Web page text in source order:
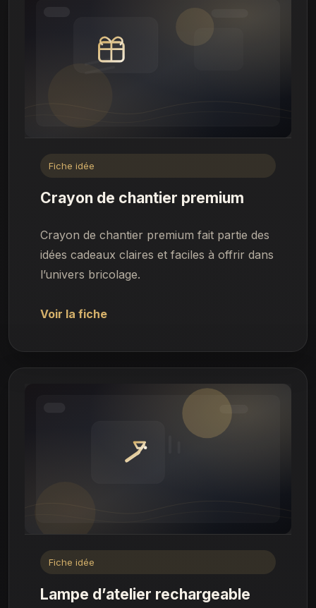
Fiche idée
Crayon de chantier premium
Crayon de chantier premium fait partie des
idées cadeaux claires et faciles à offrir dans
l’univers bricolage.
Voir la fiche
Fiche idée
Lampe d’atelier rechargeable